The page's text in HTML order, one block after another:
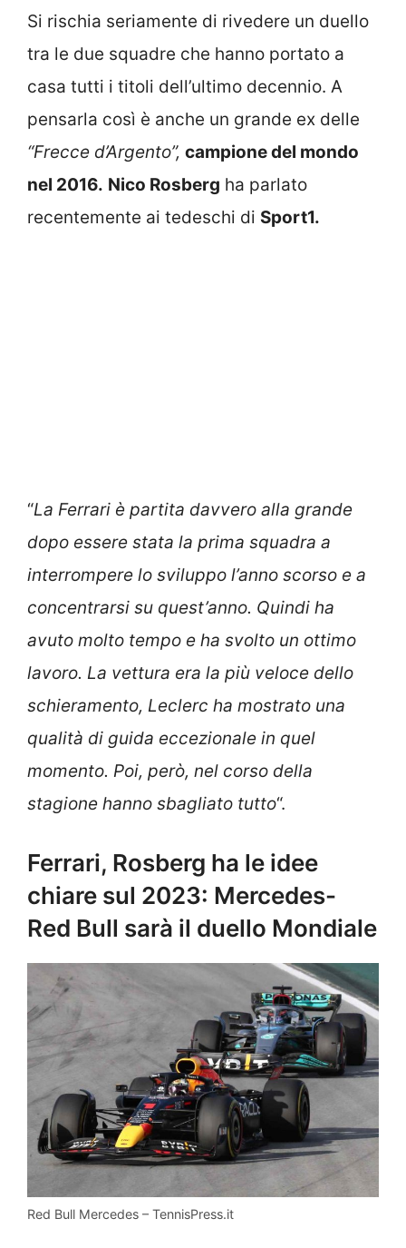
Si rischia seriamente di rivedere un duello
tra le due squadre che hanno portato a
casa tutti i titoli dell’ultimo decennio. A
pensarla così è anche un grande ex delle
“Frecce d’Argento”, campione del mondo
nel 2016. Nico Rosberg ha parlato
recentemente ai tedeschi di Sport1.
“La Ferrari è partita davvero alla grande
dopo essere stata la prima squadra a
interrompere lo sviluppo l’anno scorso e a
concentrarsi su quest’anno. Quindi ha
avuto molto tempo e ha svolto un ottimo
lavoro. La vettura era la più veloce dello
schieramento, Leclerc ha mostrato una
qualità di guida eccezionale in quel
momento. Poi, però, nel corso della
stagione hanno sbagliato tutto“.
Ferrari, Rosberg ha le idee
chiare sul 2023: Mercedes-
Red Bull sarà il duello Mondiale
Red Bull Mercedes – TennisPress.it